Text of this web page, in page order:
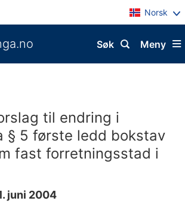
Norsk
Meny
Søk
til endring i
§ 5 første ledd bokstav
fast forretningsstad i
juni 2004